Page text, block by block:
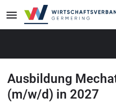
Ausbildung
(m/w/d) in 2027